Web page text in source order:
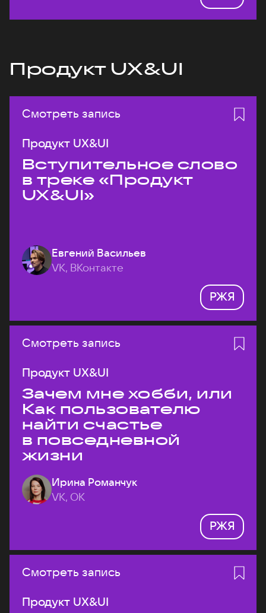
Продукт UX&UI
Смотреть запись
Продукт UX&UI
Вступительное слово
в треке «Продукт
UX&UI»
Евгений Васильев
VK, ВКонтакте
РЖЯ
Смотреть запись
Продукт UX&UI
Зачем мне хобби, или
Как пользователю
найти счастье
в повседневной
жизни
Ирина Романчук
VK, ОК
РЖЯ
Смотреть запись
Продукт UX&UI